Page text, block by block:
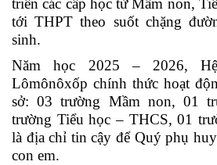
triển các cấp học từ Mầm non,
tới THPT theo suốt chặng
sinh.
Năm học 2025 – 2026,
Lômônôxốp chính thức hoạt
sở: 03 trường Mầm non, 01
trường Tiểu học – THCS, 01
là địa chỉ tin cậy để Quý phụ
con em.